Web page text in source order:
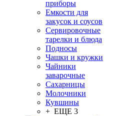
приборы
Емкости для
закусок и соусов
Сервировочные
тарелки и блюда
Подносы
Чашки и кружки
Чайники
заварочные
Сахарницы
Молочники
Кувшины
+ ЕЩЕ 3